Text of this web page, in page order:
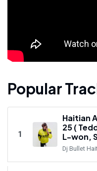
Popular
1
Haitian
25 (
L-won,
Dj Bullet